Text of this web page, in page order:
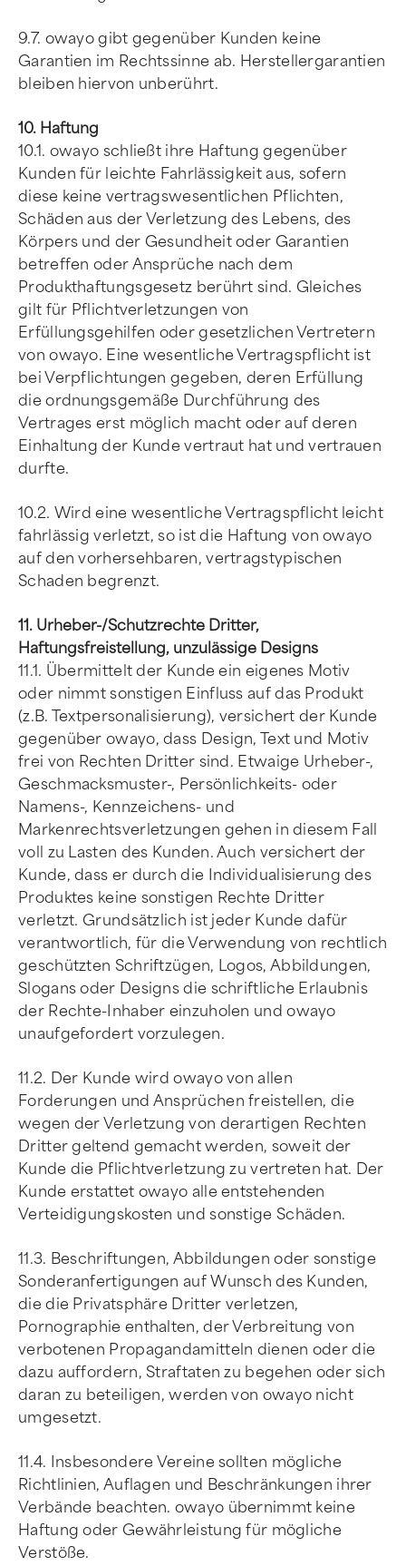
9.7. owayo gibt gegenüber Kunden keine
Garantien im Rechtssinne ab. Herstellergarantien
bleiben hiervon unberührt.
10. Haftung
10.1. owayo schließt ihre Haftung gegenüber
Kunden für leichte Fahrlässigkeit aus, sofern
diese keine vertragswesentlichen Pflichten,
Schäden aus der Verletzung des Lebens, des
Körpers und der Gesundheit oder Garantien
betreffen oder Ansprüche nach dem
Produkthaftungsgesetz berührt sind. Gleiches
gilt für Pflichtverletzungen von
Erfüllungsgehilfen oder gesetzlichen Vertretern
von owayo. Eine wesentliche Vertragspflicht ist
bei Verpflichtungen gegeben, deren Erfüllung
die ordnungsgemäße Durchführung des
Vertrages erst möglich macht oder auf deren
Einhaltung der Kunde vertraut hat und vertrauen
durfte.
10.2. Wird eine wesentliche Vertragspflicht leicht
fahrlässig verletzt, so ist die Haftung von owayo
auf den vorhersehbaren, vertragstypischen
Schaden begrenzt.
11. Urheber-/Schutzrechte Dritter,
Haftungsfreistellung, unzulässige Designs
11.1. Übermittelt der Kunde ein eigenes Motiv
oder nimmt sonstigen Einfluss auf das Produkt
(z.B. Textpersonalisierung), versichert der Kunde
gegenüber owayo, dass Design, Text und Motiv
frei von Rechten Dritter sind. Etwaige Urheber-,
Geschmacksmuster-, Persönlichkeits- oder
Namens-, Kennzeichens- und
Markenrechtsverletzungen gehen in diesem Fall
voll zu Lasten des Kunden. Auch versichert der
Kunde, dass er durch die Individualisierung des
Produktes keine sonstigen Rechte Dritter
verletzt. Grundsätzlich ist jeder Kunde dafür
verantwortlich, für die Verwendung von rechtlich
geschützten Schriftzügen, Logos, Abbildungen,
Slogans oder Designs die schriftliche Erlaubnis
der Rechte-Inhaber einzuholen und owayo
unaufgefordert vorzulegen.
11.2. Der Kunde wird owayo von allen
Forderungen und Ansprüchen freistellen, die
wegen der Verletzung von derartigen Rechten
Dritter geltend gemacht werden, soweit der
Kunde die Pflichtverletzung zu vertreten hat. Der
Kunde erstattet owayo alle entstehenden
Verteidigungskosten und sonstige Schäden.
11.3. Beschriftungen, Abbildungen oder sonstige
Sonderanfertigungen auf Wunsch des Kunden,
die die Privatsphäre Dritter verletzen,
Pornographie enthalten, der Verbreitung von
verbotenen Propagandamitteln dienen oder die
dazu auffordern, Straftaten zu begehen oder sich
daran zu beteiligen, werden von owayo nicht
umgesetzt.
11.4. Insbesondere Vereine sollten mögliche
Richtlinien, Auflagen und Beschränkungen ihrer
Verbände beachten. owayo übernimmt keine
Haftung oder Gewährleistung für mögliche
Verstöße.